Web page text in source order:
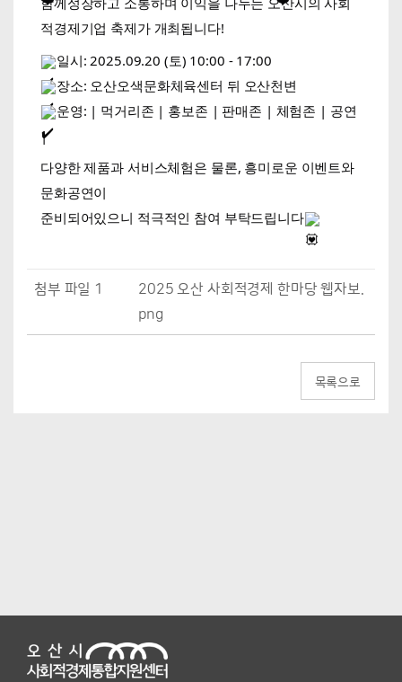
적경제기업 축제가 개최됩니다!
일시: 2025.09.20 (토) 10:00 - 17:00
장소: 오산오색문화체육센터 뒤 오산천변
운영: | 먹거리존 | 홍보존 | 판매존 | 체험존 | 공연
|
다양한 제품과 서비스체험은 물론, 흥미로운 이벤트와
문화공연이
준비되어있으니 적극적인 참여 부탁드립니다
첨부 파일 1
2025 오산 사회적경제 한마당 웹자보.
png
목록으로